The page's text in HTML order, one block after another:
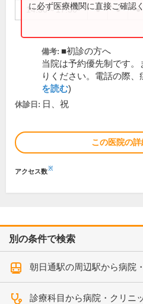
14:30～17:30 ● ● ●
に必ず医療機関に直接ご確認
備考: ■初診の方へ
当院は予約優先制です。
りください。電話の際
を読む)
休診日: 日、祝
この医院の
アクセス数※
別の条件で検索
朝日通駅の周辺駅から病院
診療科目から病院・クリニ